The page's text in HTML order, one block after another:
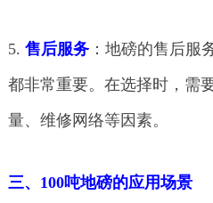
5. 售后服务：地磅的售后服
都非常重要。在选择时，需
量、维修网络等因素。
三、100吨地磅的应用场景